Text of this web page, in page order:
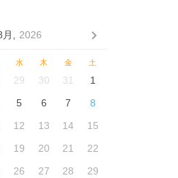
月, 2026
水 木 金 土
29 30 31
1
5 6 7
8
12 13 14
15
19 20 21
22
26 27 28 29